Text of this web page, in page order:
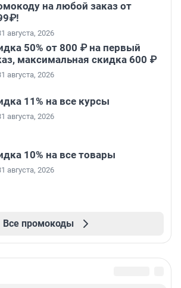
на любой заказ от
августа, 2026
50% от 800 ₽ на первый
максимальная скидка 600 ₽
августа, 2026
11% на все курсы
августа, 2026
10% на все товары
августа, 2026
Все промокоды